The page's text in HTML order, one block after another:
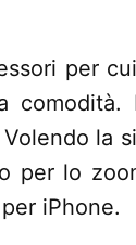
per
la
per lo
iPhone.